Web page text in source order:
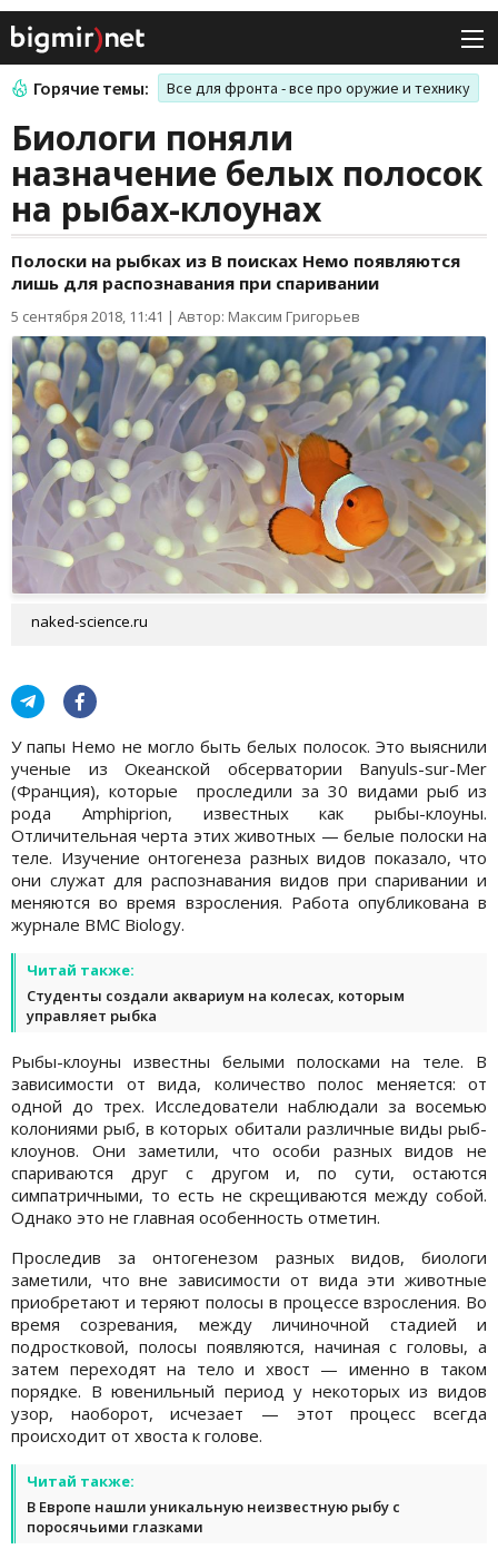
Горячие темы: Все для фронта - все про оружие и технику
Биологи поняли
назначение белых полосок
на рыбах-клоунах
Полоски на рыбках из В поисках Немо появляются
лишь для распознавания при спаривании
5 сентября 2018, 11:41 | Автор: Максим Григорьев
naked-science.ru
У папы Немо не могло быть белых полосок. Это выяснили
ученые из Океанской обсерватории Banyuls-sur-Mer
(Франция), которые проследили за 30 видами рыб из
рода Amphiprion, известных как рыбы-клоуны.
Отличительная черта этих животных — белые полоски на
теле. Изучение онтогенеза разных видов показало, что
они служат для распознавания видов при спаривании и
меняются во время взросления. Работа опубликована в
журнале BMC Biology.
Читай также:
Студенты создали аквариум на колесах, которым
управляет рыбка
Рыбы-клоуны известны белыми полосками на теле. В
зависимости от вида, количество полос меняется: от
одной до трех. Исследователи наблюдали за восемью
колониями рыб, в которых обитали различные виды рыб-
клоунов. Они заметили, что особи разных видов не
спариваются друг с другом и, по сути, остаются
симпатричными, то есть не скрещиваются между собой.
Однако это не главная особенность отметин.
Проследив за онтогенезом разных видов, биологи
заметили, что вне зависимости от вида эти животные
приобретают и теряют полосы в процессе взросления. Во
время созревания, между личиночной стадией и
подростковой, полосы появляются, начиная с головы, а
затем переходят на тело и хвост — именно в таком
порядке. В ювенильный период у некоторых из видов
узор, наоборот, исчезает — этот процесс всегда
происходит от хвоста к голове.
Читай также:
В Европе нашли уникальную неизвестную рыбу с
поросячьими глазками